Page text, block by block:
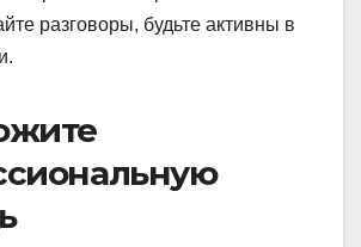
разговоры, будьте активны в